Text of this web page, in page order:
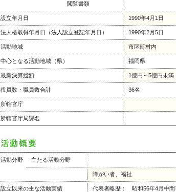
閲覧書類
設立年月日 1990年4月1日
法人格取得年月日（法人設立登記年月日） 1990年2月5日
活動地域 市区町村内
中心となる活動地域（県） 福岡県
最新決算総額 1億円～5億円未満
役員数・職員数合計 36名
所轄官庁
所轄官庁局課名
活動分野 主たる活動分野
障がい者、福祉
設立以来の主な活動実績
代表者略歴： 昭和56年4月中間